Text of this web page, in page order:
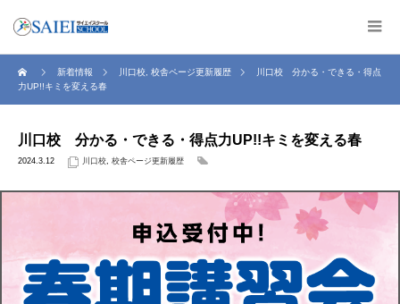
新着情報 川口校 校舎ページ更新履歴
川口校 分かる・できる・得点
力UP!!キミを変える春
川口校 分かる・できる・得点力UP!!キミを変える春
2024.3.12 川口校, 校舎ページ更新履歴